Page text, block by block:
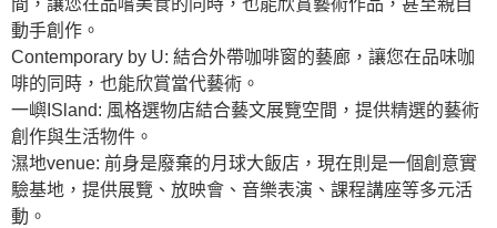
間，讓您在品嚐美食的同時，也能欣賞藝術作品，甚至親自
動手創作。
Contemporary by U: 結合外帶咖啡窗的藝廊，讓您在品味咖
啡的同時，也能欣賞當代藝術。
一嶼ISland: 風格選物店結合藝文展覽空間，提供精選的藝術
創作與生活物件。
濕地venue: 前身是廢棄的月球大飯店，現在則是一個創意實
驗基地，提供展覽、放映會、音樂表演、課程講座等多元活
動。